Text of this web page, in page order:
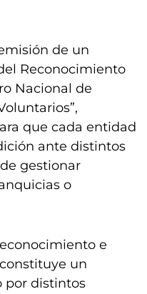
de un
Reconocimiento
Nacional de
que cada entidad
ante distintos
gestionar
o
e
un
por distintos